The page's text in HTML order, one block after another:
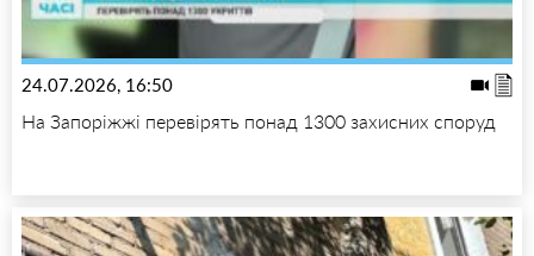
24.07.2026, 16:50
На Запоріжжі перевірять понад 1300 захисних споруд